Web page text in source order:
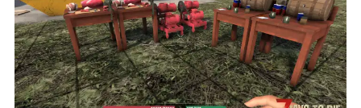
MOD下载 攻略教程 联机招募
大人
Lv.8